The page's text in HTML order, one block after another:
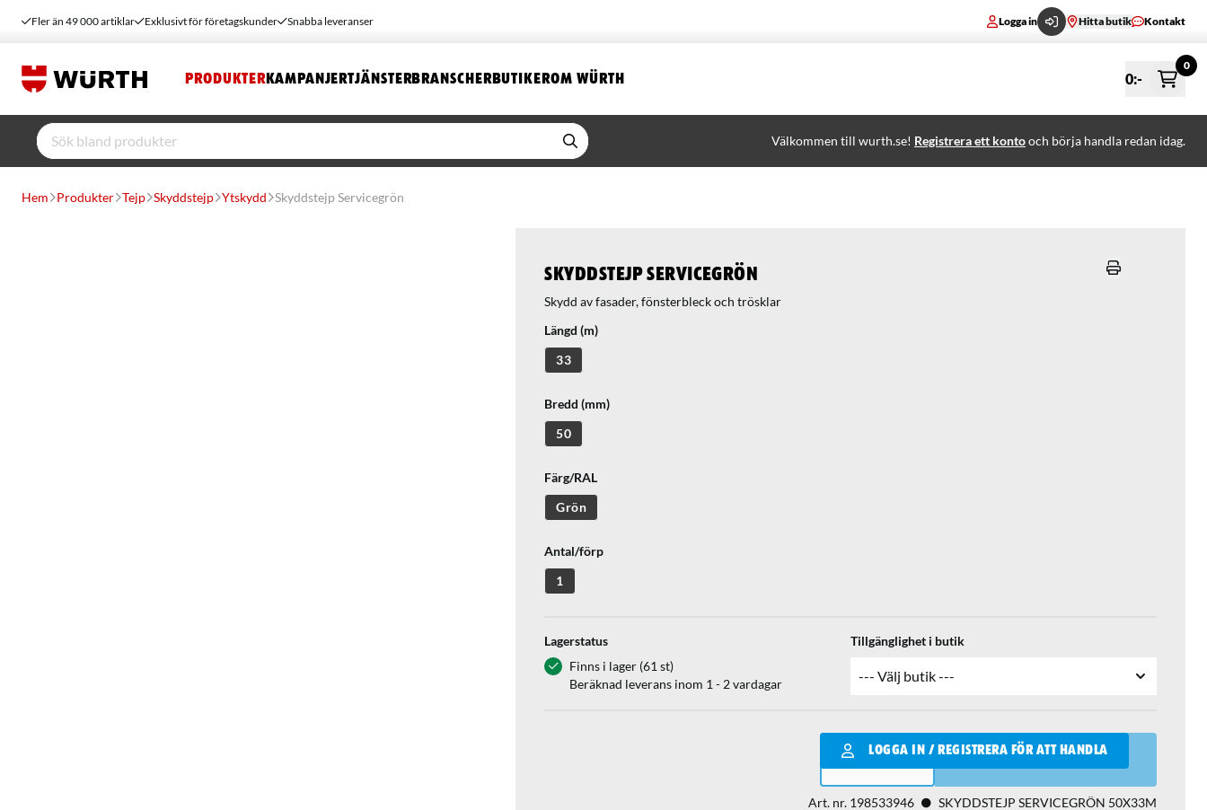
Fler än 49 000 artiklar Exklusivt för företagskunder Snabba leveranser Logga in Hitta butik Kontakt
PRODUKTER KAMPANJERTJÄNSTERBRANSCHERBUTIKEROM WÜRTH 0:-
0
Välkommen till wurth.se! Registrera ett kontooch börja handla redan idag.
Hem Produkter Tejp Skyddstejp Ytskydd Skyddstejp Servicegrön
Skyddstejp Servicegrön
Skydd av fasader, fönsterbleck och trösklar
Längd (m)
33
Bredd (mm)
50
Färg/RAL
Grön
Antal/förp
1
Lagerstatus
Finns i lager (61 st)
Beräknad leverans inom 1 - 2 vardagar
Tillgänglighet i butik
LOGGA IN / REGISTRERA FÖR ATT HANDLA
Qantity
LÄGG I VARUKORGEN
Art. nr. 198533946 SKYDDSTEJP SERVICEGRÖN 50X33M